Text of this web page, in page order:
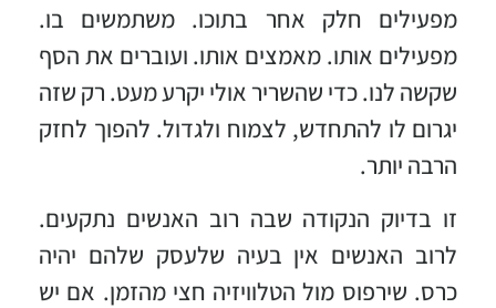
מפעילים חלק אחר בתוכו. משתמשים בו.
מפעילים אותו. מאמצים אותו. ועוברים את הסף
שקשה לנו. כדי שהשריר אולי יקרע מעט. רק שזה
יגרום לו להתחדש, לצמוח ולגדול. להפוך לחזק
הרבה יותר.
זו בדיוק הנקודה שבה רוב האנשים נתקעים.
לרוב האנשים אין בעיה שלעסק שלהם יהיה
כרס. שירפוס מול הטלוויזיה חצי מהזמן. אם יש